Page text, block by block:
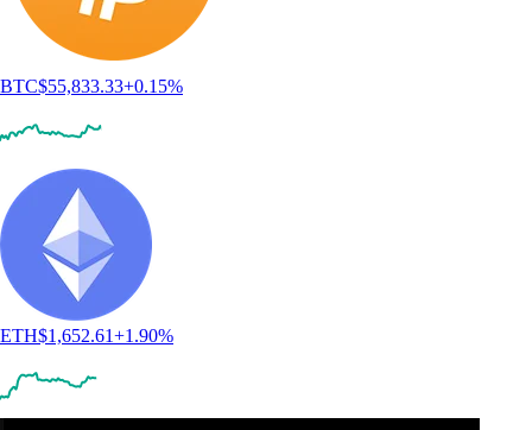
BTC$55,833.33+0.15%
ETH$1,652.61+1.90%